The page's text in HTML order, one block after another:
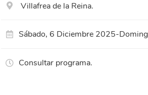
Villafrea de la Reina.
Sábado, 6 Diciembre 2025-
Consultar programa.